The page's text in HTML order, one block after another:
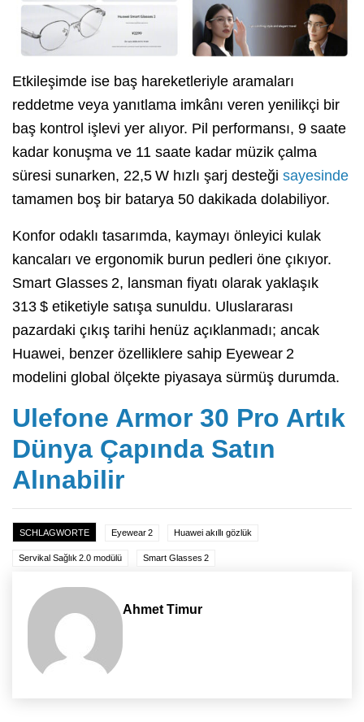
Etkileşimde ise baş hareketleriyle aramaları
reddetme veya yanıtlama imkânı veren yenilikçi bir
baş kontrol işlevi yer alıyor. Pil performansı, 9 saate
kadar konuşma ve 11 saate kadar müzik çalma
süresi sunarken, 22,5 W hızlı şarj desteği sayesinde
tamamen boş bir batarya 50 dakikada dolabiliyor.
Konfor odaklı tasarımda, kaymayı önleyici kulak
kancaları ve ergonomik burun pedleri öne çıkıyor.
Smart Glasses 2, lansman fiyatı olarak yaklaşık
313 $ etiketiyle satışa sunuldu. Uluslararası
pazardaki çıkış tarihi henüz açıklanmadı; ancak
Huawei, benzer özelliklere sahip Eyewear 2
modelini global ölçekte piyasaya sürmüş durumda.
Ulefone Armor 30 Pro Artık
Dünya Çapında Satın
Alınabilir
SCHLAGWORTE Eyewear 2 Huawei akıllı gözlük
Servikal Sağlık 2.0 modülü Smart Glasses 2
Ahmet Timur